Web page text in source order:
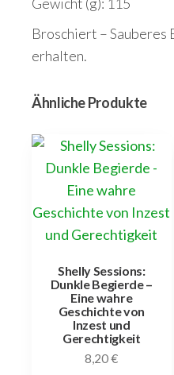
Broschiert – Sauberes
erhalten.
Ähnliche Produkte
Shelly Sessions:
Dunkle Begierde –
Eine wahre
Geschichte von
Inzest und
Gerechtigkeit
8,20€